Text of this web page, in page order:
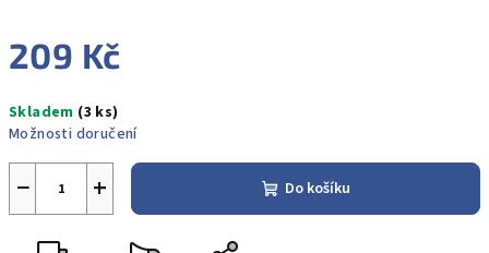
209 Kč
cena:
Skladem (3 ks)
Možnosti doručení
+
− Do košíku